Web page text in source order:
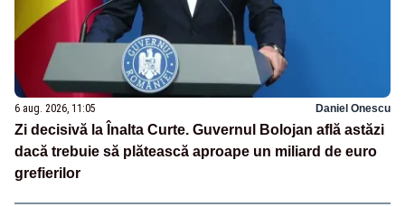
6 aug. 2026, 11:05 Daniel Onescu
Zi decisivă la Înalta Curte. Guvernul Bolojan află astăzi
dacă trebuie să plătească aproape un miliard de euro
grefierilor